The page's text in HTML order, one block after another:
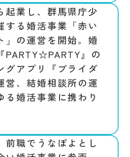
起業し、群馬県庁少
する婚活事業「赤い
」の運営を開始。婚
PARTY☆PARTY』の
グアプリ『ブライダ
営、結婚相談所の運
る婚活事業に携わり
前職でうなぽよとし